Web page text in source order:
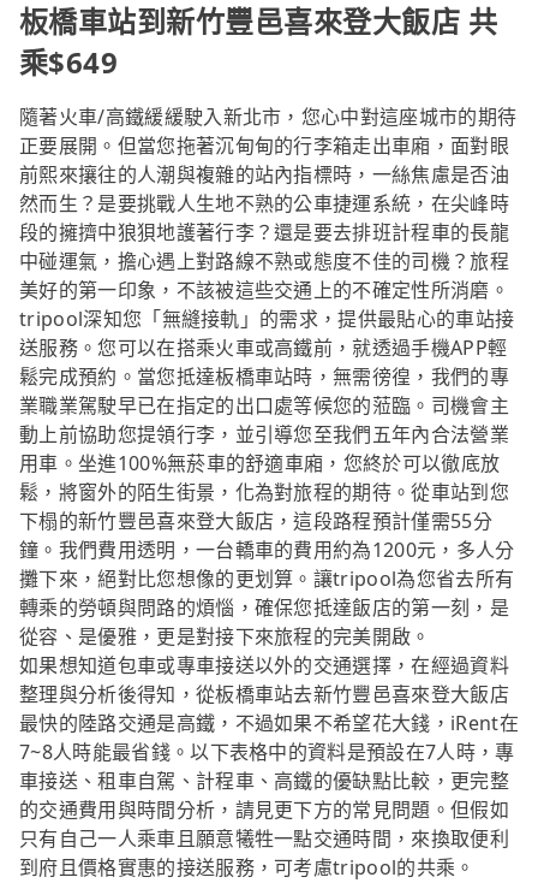
板橋車站到新竹豐邑喜來登大飯店 共
乘$649
隨著火車/高鐵緩緩駛入新北市，您心中對這座城市的期待
正要展開。但當您拖著沉甸甸的行李箱走出車廂，面對眼
前熙來攘往的人潮與複雜的站內指標時，一絲焦慮是否油
然而生？是要挑戰人生地不熟的公車捷運系統，在尖峰時
段的擁擠中狼狽地護著行李？還是要去排班計程車的長龍
中碰運氣，擔心遇上對路線不熟或態度不佳的司機？旅程
美好的第一印象，不該被這些交通上的不確定性所消磨。
tripool深知您「無縫接軌」的需求，提供最貼心的車站接
送服務。您可以在搭乘火車或高鐵前，就透過手機APP輕
鬆完成預約。當您抵達板橋車站時，無需徬徨，我們的專
業職業駕駛早已在指定的出口處等候您的蒞臨。司機會主
動上前協助您提領行李，並引導您至我們五年內合法營業
用車。坐進100%無菸車的舒適車廂，您終於可以徹底放
鬆，將窗外的陌生街景，化為對旅程的期待。從車站到您
下榻的新竹豐邑喜來登大飯店，這段路程預計僅需55分
鐘。我們費用透明，一台轎車的費用約為1200元，多人分
攤下來，絕對比您想像的更划算。讓tripool為您省去所有
轉乘的勞頓與問路的煩惱，確保您抵達飯店的第一刻，是
從容、是優雅，更是對接下來旅程的完美開啟。
如果想知道包車或專車接送以外的交通選擇，在經過資料
整理與分析後得知，從板橋車站去新竹豐邑喜來登大飯店
最快的陸路交通是高鐵，不過如果不希望花大錢，iRent在
7~8人時能最省錢。以下表格中的資料是預設在7人時，專
車接送、租車自駕、計程車、高鐵的優缺點比較，更完整
的交通費用與時間分析，請見更下方的常見問題。但假如
只有自己一人乘車且願意犧牲一點交通時間，來換取便利
到府且價格實惠的接送服務，可考慮tripool的共乘。